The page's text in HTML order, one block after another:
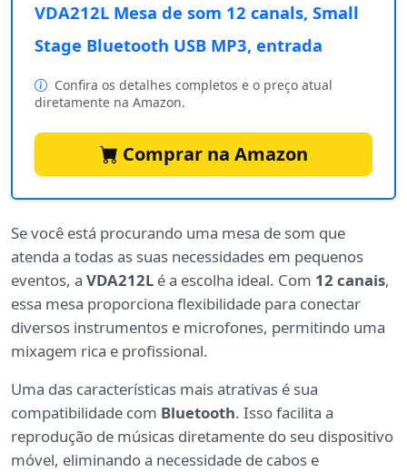
VDA212L Mesa de som 12 canals, Small
Stage Bluetooth USB MP3, entrada
Confira os detalhes completos e o preço atual
diretamente na Amazon.
Comprar na Amazon
Se você está procurando uma mesa de som que
atenda a todas as suas necessidades em pequenos
eventos, a VDA212L é a escolha ideal. Com 12 canais,
essa mesa proporciona flexibilidade para conectar
diversos instrumentos e microfones, permitindo uma
mixagem rica e profissional.
Uma das características mais atrativas é sua
compatibilidade com Bluetooth. Isso facilita a
reprodução de músicas diretamente do seu dispositivo
móvel, eliminando a necessidade de cabos e